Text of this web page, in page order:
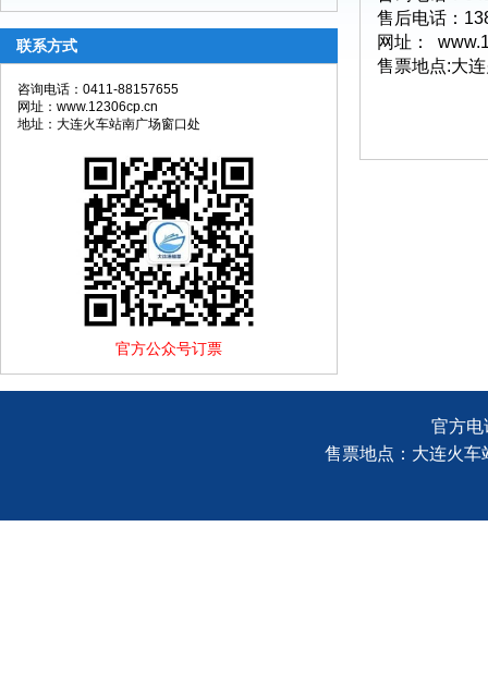
联系方式
咨询电话：0411-88157655
网址：www.12306cp.cn
地址：大连火车站南广场窗口处
官方公众号订票
售后电话：
网址：
售票地点:大
官方
售票地点：大连火